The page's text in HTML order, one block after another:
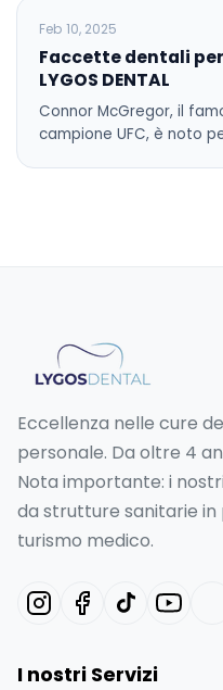
BLOG
Feb 10, 2025
Faccette dentali per
LYGOS DENTAL
Connor McGregor, il
campione UFC, è noto
Eccellenza nelle cure
personale. Da oltre 4
Nota importante: i
da strutture sanitarie in
turismo medico.
I nostri Servizi